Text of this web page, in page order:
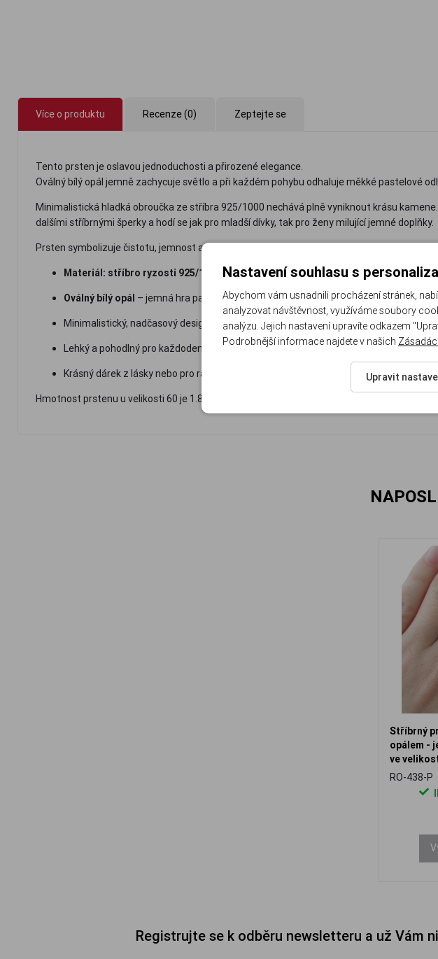
Více o produktu Recenze (0) Zeptejte se
Tento prsten je oslavou jednoduchosti a přirozené elegance.
Oválný bílý opál jemně zachycuje světlo a při každém pohybu odhaluje měkké pastelové
Minimalistická hladká obroučka ze stříbra 925/1000 nechává plně vyniknout krásu
dalšími stříbrnými šperky a hodí se jak pro mladší dívky, tak pro ženy milující jemné doplňky.
Prsten symbolizuje čistotu, jemnost a přirozenou ženskou energii.
Materiál: stříbro ryzosti 925/1000
Oválný bílý opál – jemná hra pastelových barev
Minimalistický, nadčasový design
Lehký a pohodlný pro každodenní nošení
Krásný dárek z lásky nebo pro radost
Hmotnost prstenu u velikosti 60 je 1.8 g, rozměry kamene 0.8 cm x 0.6 cm.
Stříbrný
opálem -
ve
RO-438-P
Registrujte se k odběru newsletteru a už Vám
Nastavení souhlasu s
Abychom vám usnadnili procházení stránek,
analyzovat návštěvnost, využíváme soubory
analýzu. Jejich nastavení upravíte odkazem
Podrobnější informace najdete v našich
Upravit